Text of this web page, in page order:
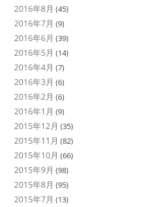
2016年8月 (45)
2016年7月 (9)
2016年6月 (39)
2016年5月 (14)
2016年4月 (7)
2016年3月 (6)
2016年2月 (6)
2016年1月 (9)
2015年12月 (35)
2015年11月 (82)
2015年10月 (66)
2015年9月 (98)
2015年8月 (95)
2015年7月 (13)